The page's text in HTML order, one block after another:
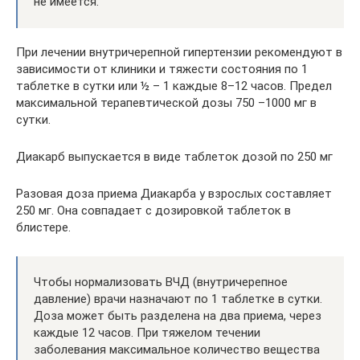
При лечении внутричерепной гипертензии рекомендуют в
зависимости от клиники и тяжести состояния по 1
таблетке в сутки или ½ – 1 каждые 8–12 часов. Предел
максимальной терапевтической дозы 750 –1000 мг в
сутки.
Диакарб выпускается в виде таблеток дозой по 250 мг
Разовая доза приема Диакарба у взрослых составляет
250 мг. Она совпадает с дозировкой таблеток в
блистере.
Чтобы нормализовать ВЧД (внутричерепное
давление) врачи назначают по 1 таблетке в сутки.
Доза может быть разделена на два приема, через
каждые 12 часов. При тяжелом течении
заболевания максимальное количество вещества